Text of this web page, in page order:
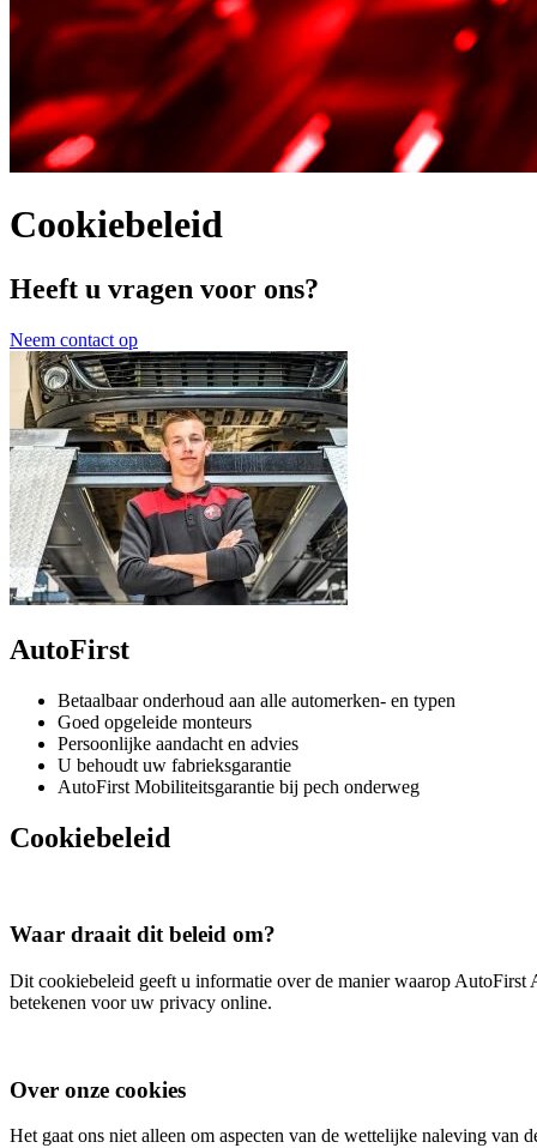
Cookiebeleid
Heeft u vragen voor ons?
Neem contact op
AutoFirst
Betaalbaar onderhoud aan alle automerken- en typen
Goed opgeleide monteurs
Persoonlijke aandacht en advies
U behoudt uw fabrieksgarantie
AutoFirst Mobiliteitsgarantie bij pech onderweg
Cookiebeleid
Waar draait dit beleid om?
Dit cookiebeleid geeft u informatie over de manier waarop AutoFirst
betekenen voor uw privacy online.
Over onze cookies
Het gaat ons niet alleen om aspecten van de wettelijke naleving